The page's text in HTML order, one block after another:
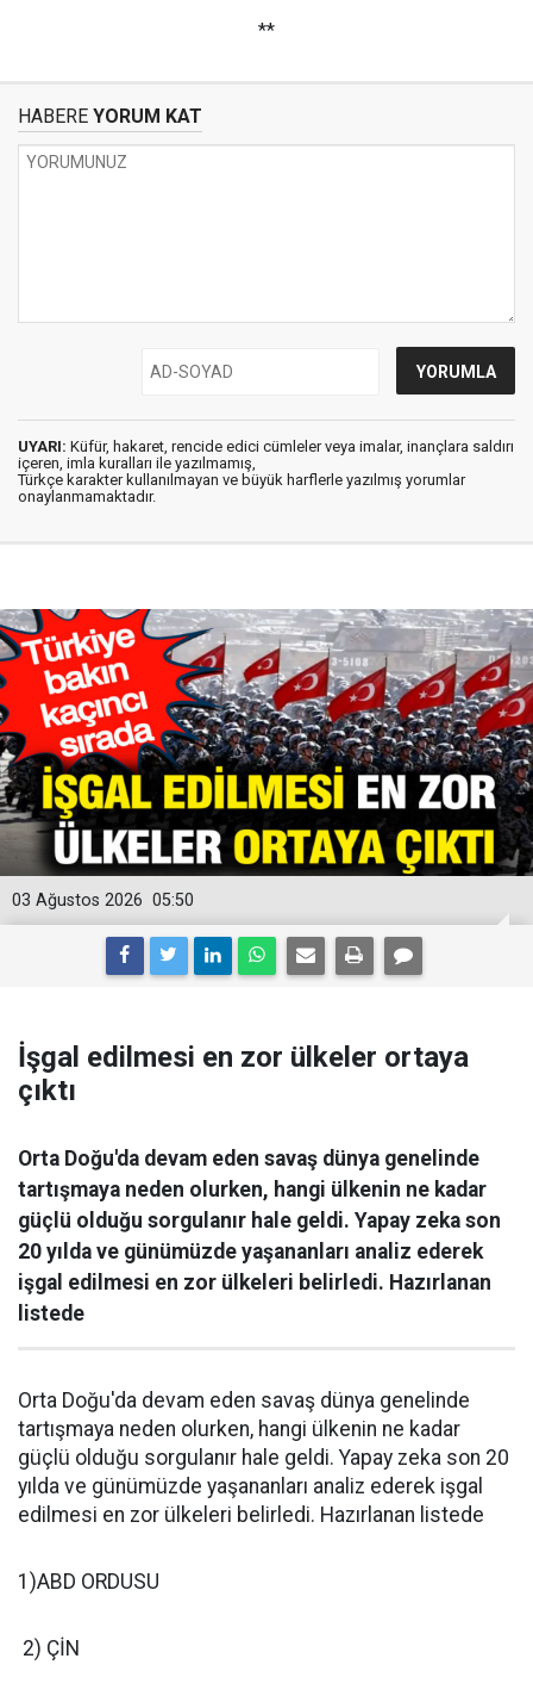
**
HABERE YORUM KAT
UYARI: Küfür, hakaret, rencide edici cümleler veya imalar, inançlara saldırı
içeren, imla kuralları ile yazılmamış,
Türkçe karakter kullanılmayan ve büyük harflerle yazılmış yorumlar
onaylanmamaktadır.
05:50
03 Ağustos 2026
İşgal edilmesi en zor ülkeler ortaya
çıktı
Orta Doğu'da devam eden savaş dünya genelinde
tartışmaya neden olurken, hangi ülkenin ne kadar
güçlü olduğu sorgulanır hale geldi. Yapay zeka son
20 yılda ve günümüzde yaşananları analiz ederek
işgal edilmesi en zor ülkeleri belirledi. Hazırlanan
listede
Orta Doğu'da devam eden savaş dünya genelinde
tartışmaya neden olurken, hangi ülkenin ne kadar
güçlü olduğu sorgulanır hale geldi. Yapay zeka son 20
yılda ve günümüzde yaşananları analiz ederek işgal
edilmesi en zor ülkeleri belirledi. Hazırlanan listede
1)ABD ORDUSU
2) ÇİN